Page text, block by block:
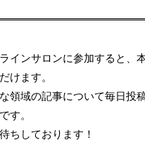
インサロンに参加すると、
けます。
領域の記事について毎日投
す。
ちしております！